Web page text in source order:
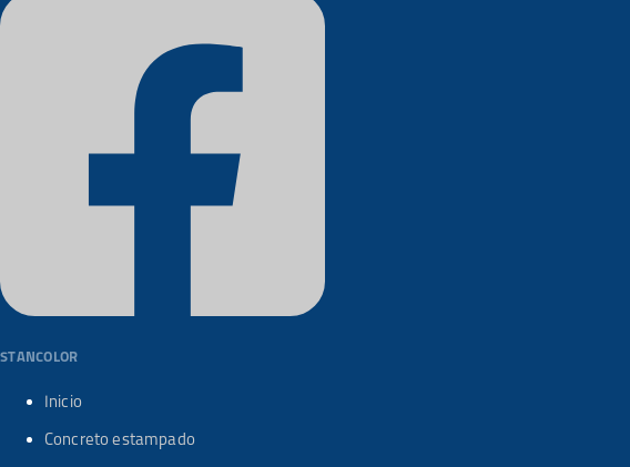
STANCOLOR
Inicio
Concreto estampado